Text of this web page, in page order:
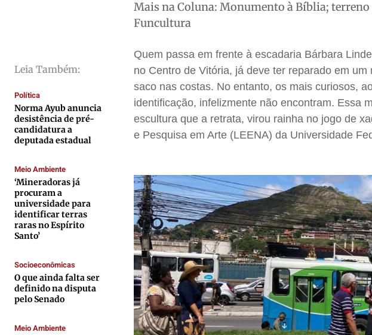
Economia
Colunas
Caetano Roque
Gustavo Bastos
Wanda Sily
Publicidade Legal
Anuncie
Quem Somos
Expediente
Anuncie
Economia
Colunas
Caetano Roque
Gustavo Bastos
Wanda Sily
Publicidade Legal
Anuncie
Quem Somos
Expediente
Anuncie
Economia
Colunas
Caetano Roque
Gustavo Bastos
Wanda Sily
Publicidade Legal
Anuncie
Quem Somos
Expediente
Anuncie
Economia
Colunas
Caetano Roque
Gustavo Bastos
Wanda Sily
Publicidade Legal
Anuncie
Quem Somos
Expediente
Anuncie
Leia Também:
Política
Norma Ayub anuncia
desistência de pré-
candidatura a
deputada estadual
Meio Ambiente
‘Mineradoras já
procuram a
universidade para
identificar terras
raras no Espírito
Santo’
Socioeconômicas
O que ainda falta ser
definido na disputa
pelo Senado
Meio Ambiente
Mais na Coluna: Monumento à Bíblia;
Funcultura
Quem passa em frente à escadaria Bárbara
no Centro de Vitória, já deve ter reparado em
saco nas costas. No entanto, os mais curiosos,
identificação, infelizmente não encontram. Essa
escultura que a retrata, virou rainha no jogo de
e Pesquisa em Arte (LEENA) da Universidade